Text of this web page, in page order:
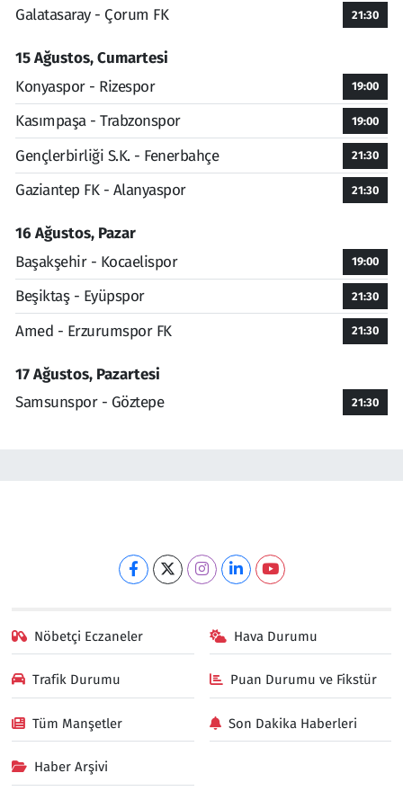
Galatasaray - Çorum FK
21:30
15 Ağustos, Cumartesi
Konyaspor - Rizespor
19:00
Kasımpaşa - Trabzonspor 19:00
Gençlerbirliği S.K. - Fenerbahçe 21:30
Gaziantep FK - Alanyaspor 21:30
16 Ağustos, Pazar
Başakşehir - Kocaelispor
19:00
Beşiktaş - Eyüpspor 21:30
Amed - Erzurumspor FK 21:30
17 Ağustos, Pazartesi
Samsunspor - Göztepe
21:30
Nöbetçi Eczaneler Hava Durumu
Trafik Durumu Puan Durumu ve Fikstür
Tüm Manşetler Son Dakika Haberleri
Haber Arşivi